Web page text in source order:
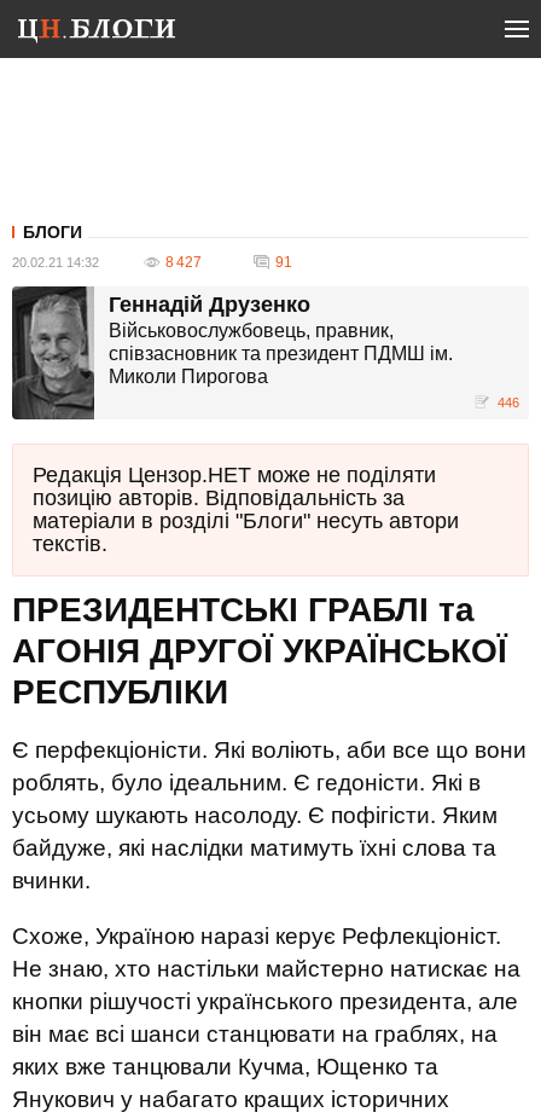
БЛОГИ
20.02.21 14:32 8 427 91
Геннадій Друзенко
Військовослужбовець, правник,
співзасновник та президент ПДМШ ім.
Миколи Пирогова
446
Редакція Цензор.НЕТ може не поділяти
позицію авторів. Відповідальність за
матеріали в розділі "Блоги" несуть автори
текстів.
ПРЕЗИДЕНТСЬКІ ГРАБЛІ та
АГОНІЯ ДРУГОЇ УКРАЇНСЬКОЇ
РЕСПУБЛІКИ
Є перфекціоністи. Які воліють, аби все що вони
роблять, було ідеальним. Є гедоністи. Які в
усьому шукають насолоду. Є пофігісти. Яким
байдуже, які наслідки матимуть їхні слова та
вчинки.
Схоже, Україною наразі керує Рефлекціоніст.
Не знаю, хто настільки майстерно натискає на
кнопки рішучості українського президента, але
він має всі шанси станцювати на граблях, на
яких вже танцювали Кучма, Ющенко та
Янукович у набагато кращих історичних